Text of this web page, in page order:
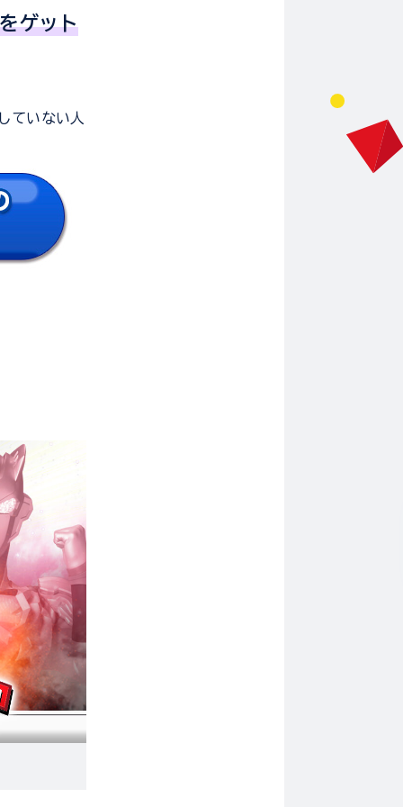
ゲット
ていない人